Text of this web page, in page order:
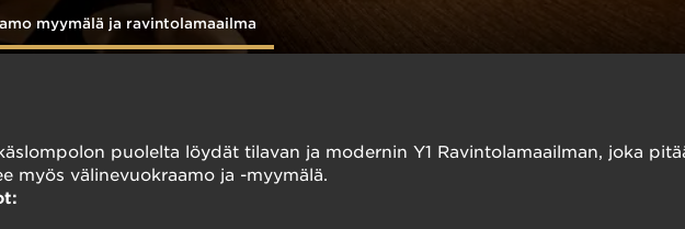
myymälä ja ravintolamaailma
puolelta löydät tilavan ja modernin Y1 Ravintolamaailman, joka
myös välinevuokraamo ja -myymälä.